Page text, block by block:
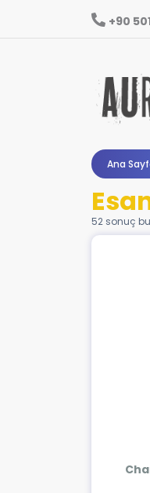
+90
Ana
52 sonuç